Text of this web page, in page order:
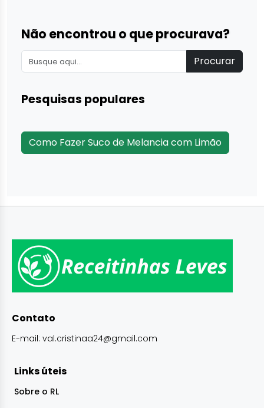
Não encontrou o que procurava?
Procurar
Pesquisas populares
Como Fazer Suco de Melancia com Limão
Contato
E-mail: val.cristinaa24@gmail.com
Links úteis
Sobre o RL